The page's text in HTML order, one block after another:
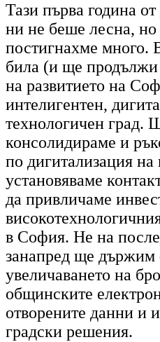
Тази първа година
ни не беше лесна,
постигнахме много.
била (и ще продължи
на развитието на
интелигентен,
технологичен град.
консолидираме и
по дигитализация на
установяваме
да привличаме
в София. Не на
занапред ще държим
увеличаването на
общинските
отворените данни и
градски решения.